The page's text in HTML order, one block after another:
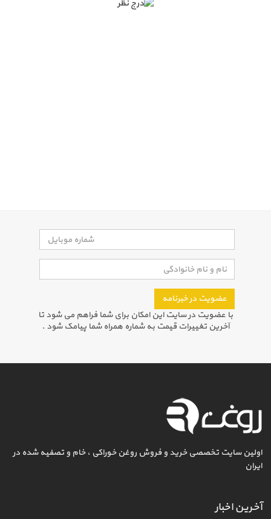
عضویت در خبرنامه
با عضویت در سایت این امکان برای شما فراهم می شود تا
آخرین تغییرات قیمت به شماره همراه شما پیامک شود .
اولین سایت تخصصی خرید و فروش روغن خوراکی ، خام و تصفیه شده در
ایران
آخرین اخبار